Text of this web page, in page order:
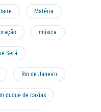
Matéria
música
Será
Rio de Janeiro
duque de caxias